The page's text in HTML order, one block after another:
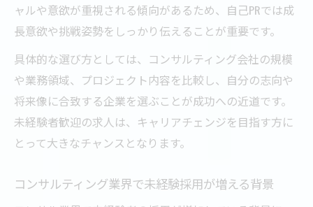
ャルや意欲が重視される傾向があるため、自己PRでは成
長意欲や挑戦姿勢をしっかり伝えることが重要です。
具体的な選び方としては、コンサルティング会社の規模
や業務領域、プロジェクト内容を比較し、自分の志向や
将来像に合致する企業を選ぶことが成功への近道です。
未経験者歓迎の求人は、キャリアチェンジを目指す方に
とって大きなチャンスとなります。
コンサルティング業界で未経験採用が増える背景